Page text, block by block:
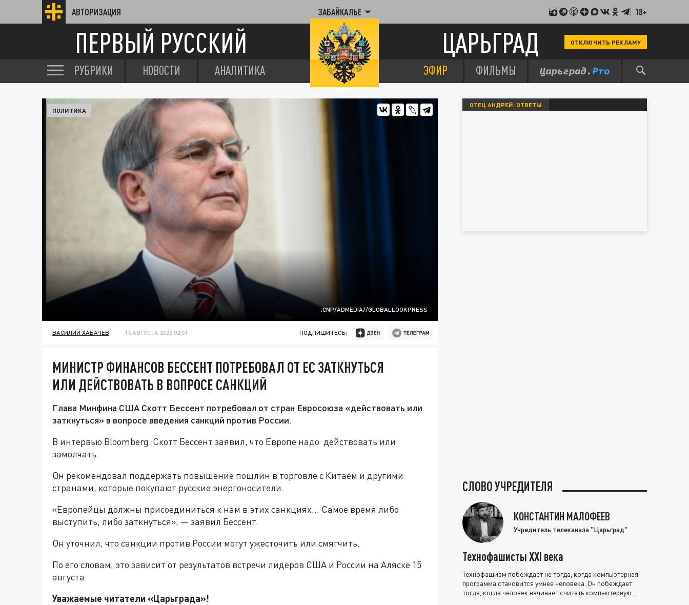
АВТОРИЗАЦИЯ ЗАБАЙКАЛЬЕ 18+
ПЕРВЫЙ РУССКИЙ ЦАРЬГРАД ОТКЛЮЧИТЬ РЕКЛАМУ
РУБРИКИ НОВОСТИ АНАЛИТИКА ЭФИР ФИЛЬМЫ
.CNP/ADMEDIA//GLOBALLOOKPRESS
ПОЛИТИКА
ВАСИЛИЙ ХАБАЧЕВ 14 АВГУСТА 2025 02:51 ПОДПИШИТЕСЬ:
МИНИСТР ФИНАНСОВ БЕССЕНТ ПОТРЕБОВАЛ ОТ ЕС ЗАТКНУТЬСЯ
ИЛИ ДЕЙСТВОВАТЬ В ВОПРОСЕ САНКЦИЙ
Глава Минфина США Скотт Бессент потребовал от стран Евросоюза «действовать или
заткнуться» в вопросе введения санкций против России.
В интервью Bloomberg Скотт Бессент заявил, что Европе надо действовать или
замолчать.
Он рекомендовал поддержать повышение пошлин в торговле с Китаем и другими
странами, которые покупают русские энергоносители.
«Европейцы должны присоединиться к нам в этих санкциях... Самое время либо
выступить, либо заткнуться», — заявил Бессент.
Он уточнил, что санкции против России могут ужесточить или смягчить.
По его словам, это зависит от результатов встречи лидеров США и России на Аляске 15
августа.
Уважаемые читатели «Царьграда»!
ОТЕЦ АНДРЕЙ: ОТВЕТЫ
СЛОВО УЧРЕДИТЕЛЯ
КОНСТАНТИН МАЛОФЕЕВ
Учредитель телеканала "Царьград"
Технофашисты XXI века
Технофашизм побеждает не тогда, когда компьютерная
программа становится умнее человека. Он побеждает
тогда, когда человек начинает считать компьютерную